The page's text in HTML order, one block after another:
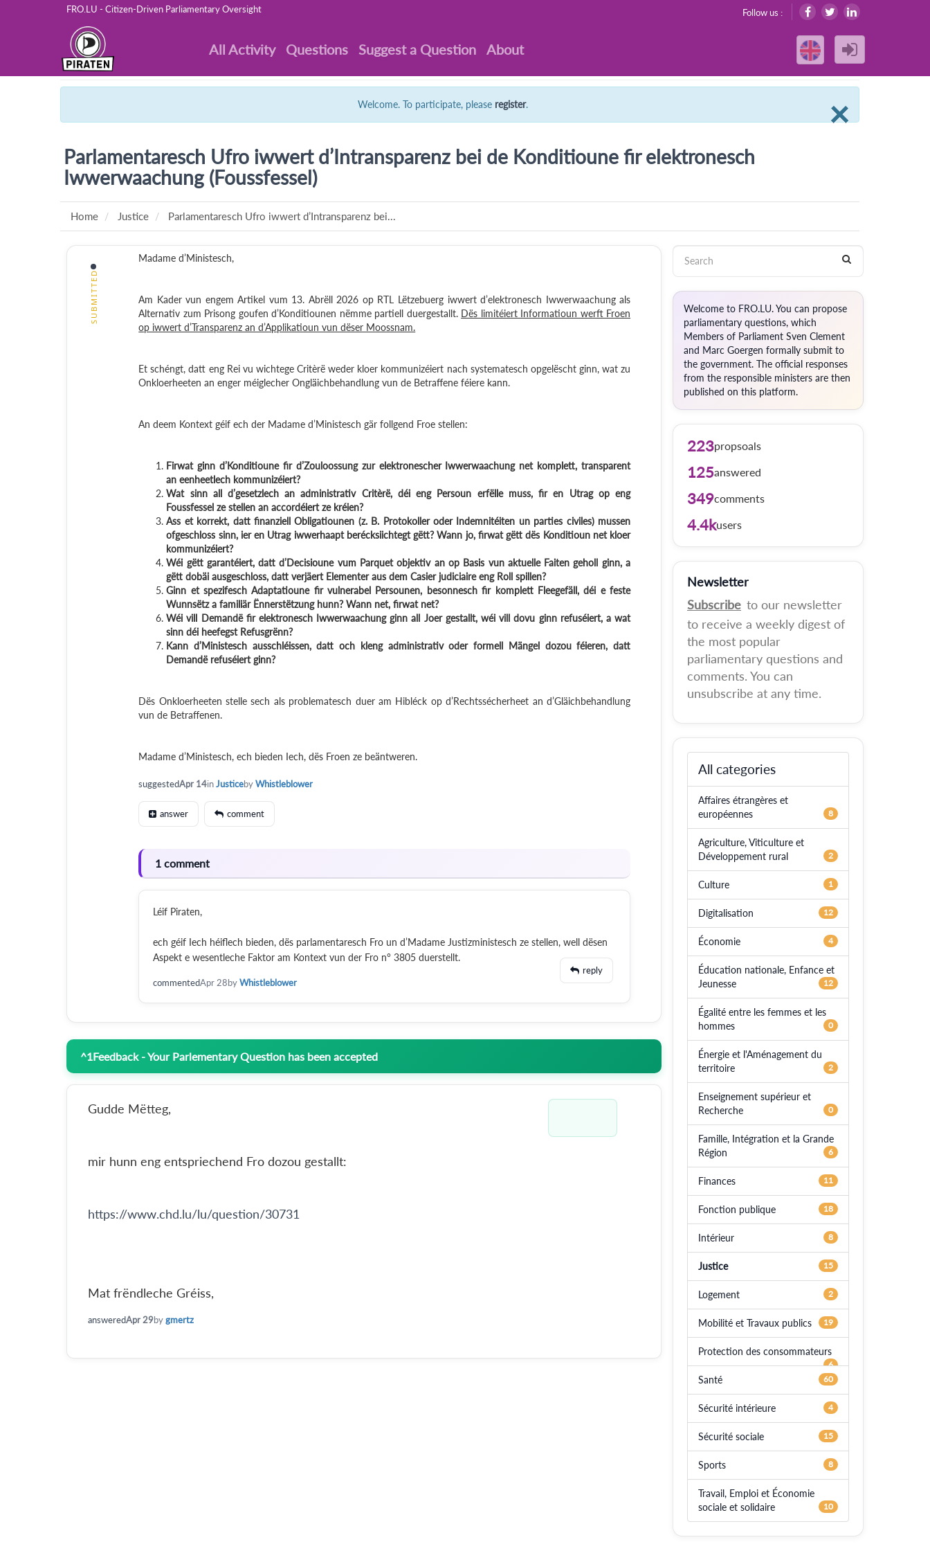
FRO.LU - Citizen-Driven Parliamentary Oversight Follow us :
All Activity Questions Suggest a Question About
×
Welcome. To participate, please register.
Parlamentaresch Ufro iwwert d’Intransparenz bei de Konditioune fir elektronesch
Iwwerwaachung (Foussfessel)
Home Justice Parlamentaresch Ufro iwwert d’Intransparenz bei...
SUBMITTED
Madame d’Ministesch,
Am Kader vun engem Artikel vum 13. Abrëll 2026 op RTL Lëtzebuerg iwwert d’elektronesch Iwwerwaachung als
Alternativ zum Prisong goufen d’Konditiounen nëmme partiell duergestallt. Dës limitéiert Informatioun werft Froen
op iwwert d’Transparenz an d’Applikatioun vun dëser Moossnam.
Et schéngt, datt eng Rei vu wichtege Critèrë weder kloer kommunizéiert nach systematesch opgelëscht ginn, wat zu
Onkloerheeten an enger méiglecher Ongläichbehandlung vun de Betraffene féiere kann.
An deem Kontext géif ech der Madame d’Ministesch gär follgend Froe stellen:
Firwat ginn d’Konditioune fir d’Zouloossung zur elektronescher Iwwerwaachung net komplett, transparent
an eenheetlech kommunizéiert?
Wat sinn all d’gesetzlech an administrativ Critèrë, déi eng Persoun erfëlle muss, fir en Utrag op eng
Foussfessel ze stellen an accordéiert ze kréien?
Ass et korrekt, datt finanziell Obligatiounen (z. B. Protokoller oder Indemnitéiten un parties civiles) mussen
ofgeschloss sinn, ier en Utrag iwwerhaapt berécksiichtegt gëtt? Wann jo, firwat gëtt dës Konditioun net kloer
kommunizéiert?
Wéi gëtt garantéiert, datt d’Decisioune vum Parquet objektiv an op Basis vun aktuelle Faiten geholl ginn, a
gëtt dobäi ausgeschloss, datt verjäert Elementer aus dem Casier judiciaire eng Roll spillen?
Ginn et spezifesch Adaptatioune fir vulnerabel Persounen, besonnesch fir komplett Fleegefäll, déi e feste
Wunnsëtz a familiär Ënnerstëtzung hunn? Wann net, firwat net?
Wéi vill Demandë fir elektronesch Iwwerwaachung ginn all Joer gestallt, wéi vill dovu ginn refuséiert, a wat
sinn déi heefegst Refusgrënn?
Kann d’Ministesch ausschléissen, datt och kleng administrativ oder formell Mängel dozou féieren, datt
Demandë refuséiert ginn?
Dës Onkloerheeten stelle sech als problematesch duer am Hibléck op d’Rechtssécherheet an d’Gläichbehandlung
vun de Betraffenen.
Madame d’Ministesch, ech bieden Iech, dës Froen ze beäntweren.
suggestedApr 14inJusticebyWhistleblower
answer comment
1 comment
Léif Piraten,
ech géif Iech héiflech bieden, dës parlamentaresch Fro un d’Madame Justizministesch ze stellen, well dësen
Aspekt e wesentleche Faktor am Kontext vun der Fro n° 3805 duerstellt.
commentedApr 28byWhistleblower
reply
^1Feedback - Your Parlementary Question has been accepted
Gudde Mëtteg,
mir hunn eng entspriechend Fro dozou gestallt:
https://www.chd.lu/lu/question/30731
Mat frëndleche Gréiss,
answeredApr 29bygmertz
Welcome to FRO.LU. You can propose
parliamentary questions, which
Members of Parliament Sven Clement
and Marc Goergen formally submit to
the government. The official responses
from the responsible ministers are then
published on this platform.
223propsoals
125answered
349comments
4.4kusers
Newsletter
Subscribe to our newsletter
to receive a weekly digest of
the most popular
parliamentary questions and
comments. You can
unsubscribe at any time.
All categories
Affaires étrangères et
européennes
8
Agriculture, Viticulture et
Développement rural
2
Culture 1
Digitalisation 12
Économie 4
Éducation nationale, Enfance et
Jeunesse
12
Égalité entre les femmes et les
hommes
0
Énergie et l'Aménagement du
territoire
2
Enseignement supérieur et
Recherche
0
Famille, Intégration et la Grande
Région
6
Finances 11
Fonction publique 18
Intérieur 8
Justice 15
Logement 2
Mobilité et Travaux publics 19
Protection des consommateurs
6
Santé 60
Sécurité intérieure 4
Sécurité sociale 15
Sports 8
Travail, Emploi et Économie
sociale et solidaire
10